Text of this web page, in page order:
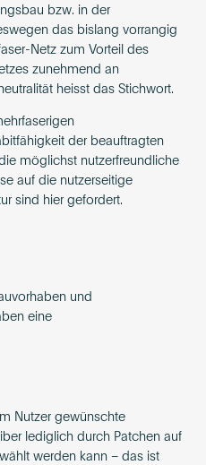
bzw. in der
das bislang vorrangig
Netz zum Vorteil des
zunehmend an
heisst das Stichwort.
der beauftragten
möglichst nutzerfreundliche
auf die nutzerseitige
sind hier gefordert.
und
eine
Nutzer gewünschte
lediglich durch Patchen auf
werden kann – das ist